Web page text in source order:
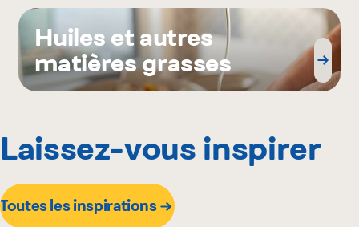
Huiles et autres
matières grasses
Laissez-vous inspirer
Toutes les inspirations